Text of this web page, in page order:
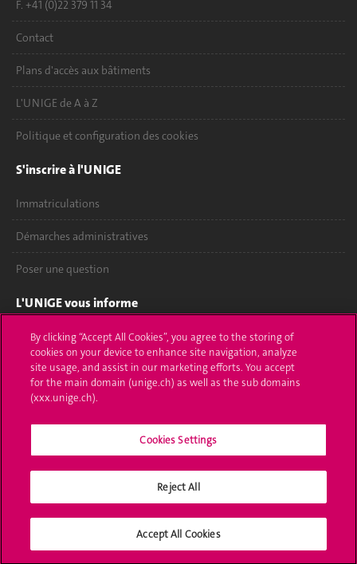
F. +41 (0)22 379 11 34
Contact
Plans d'accès aux bâtiments
L'UNIGE de A à Z
Politique et configuration des cookies
S'inscrire à l'UNIGE
Immatriculations
Démarches administratives
Poser une question
L'UNIGE vous informe
UNIGE Mobile
Médias
Offres d'emploi
Calendrier académique
Médias sociaux UNIGE
By clicking “Accept All Cookies”, you agree to the storing of
cookies on your device to enhance site navigation, analyze
site usage, and assist in our marketing efforts. You accept
for the main domain (unige.ch) as well as the sub domains
(xxx.unige.ch).
Cookies Settings
Reject All
Accept All Cookies